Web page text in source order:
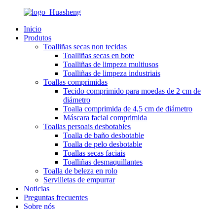
Inicio
Produtos
Toalliñas secas non tecidas
Toalliñas secas en bote
Toalliñas de limpeza multiusos
Toalliñas de limpeza industriais
Toallas comprimidas
Tecido comprimido para moedas de 2 cm de
diámetro
Toalla comprimida de 4,5 cm de diámetro
Máscara facial comprimida
Toallas persoais desbotables
Toalla de baño desbotable
Toalla de pelo desbotable
Toallas secas faciais
Toalliñas desmaquillantes
Toalla de beleza en rolo
Servilletas de empurrar
Noticias
Preguntas frecuentes
Sobre nós